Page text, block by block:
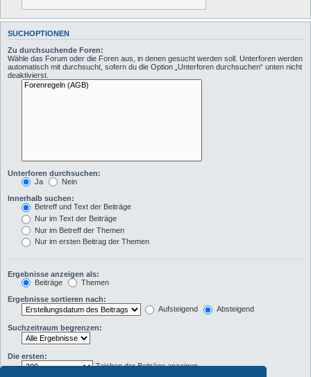
SUCHOPTIONEN
Zu durchsuchende Foren:
Wähle das Forum oder die Foren aus, in denen gesucht werden soll. Unterforen werden
automatisch mit durchsucht, sofern du die Option „Unterforen durchsuchen“ unten nicht
deaktivierst.
Unterforen durchsuchen:
Ja
Nein
Innerhalb suchen:
Betreff und Text der Beiträge
Nur im Text der Beiträge
Nur im Betreff der Themen
Nur im ersten Beitrag der Themen
Ergebnisse anzeigen als:
Beiträge
Themen
Ergebnisse sortieren nach:
Aufsteigend
Absteigend
Suchzeitraum begrenzen:
Die ersten:
Zeichen der Beiträge anzeigen